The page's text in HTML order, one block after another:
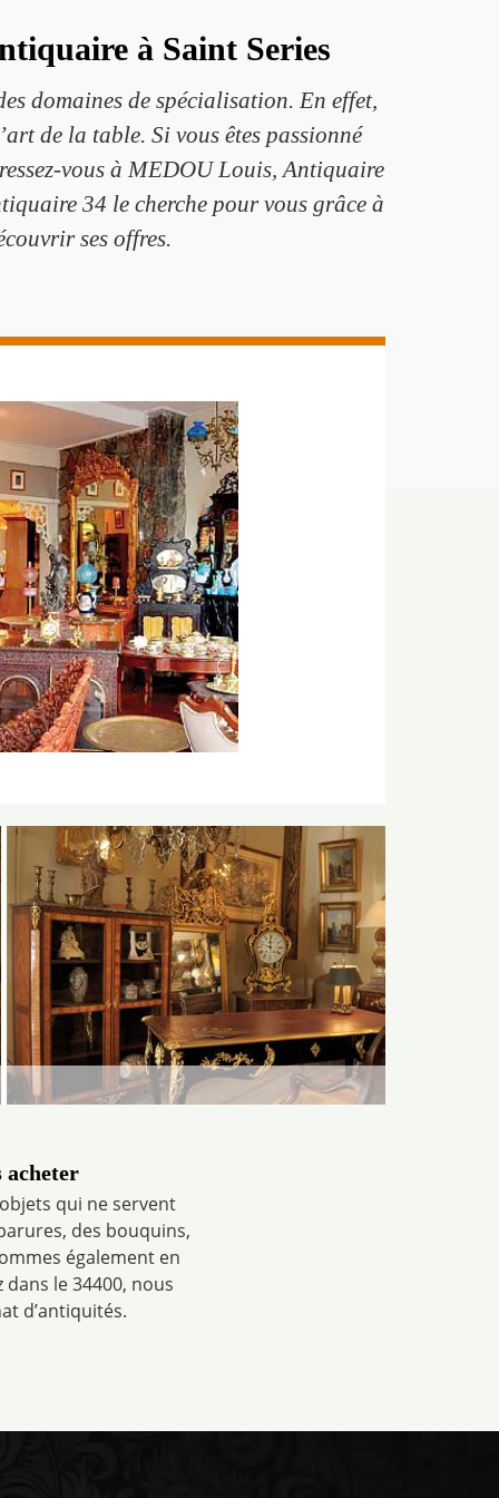
à Saint Series
domaines de spécialisation. En effet,
de la table. Si vous êtes passionné
vous à MEDOU Louis, Antiquaire
34 le cherche pour vous grâce à
ses offres.
acheter
qui ne servent
des bouquins,
également en
le 34400, nous
d’antiquités.